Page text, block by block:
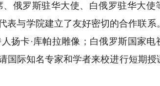
俄罗斯驻华大使、白俄罗驻华大使
表与学院建立了友好密切的合作联系
扬卡·库帕拉雕像；白俄罗斯国家电
国际知名专家和学者来校进行短期授